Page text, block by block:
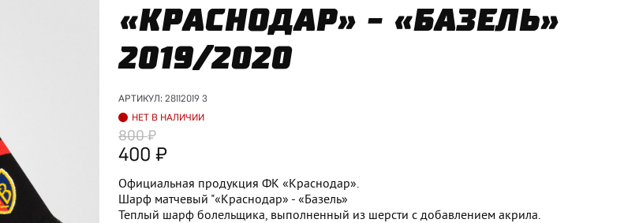
«КРАСНОДАР» - «БАЗЕЛЬ»
2019/2020
АРТИКУЛ: 28112019 3
НЕТ В НАЛИЧИИ
800
400
Официальная продукция ФК «Краснодар».
Шарф матчевый "«Краснодар» - «Базель»
Теплый шарф болельщика, выполненный из шерсти с добавлением акрила.